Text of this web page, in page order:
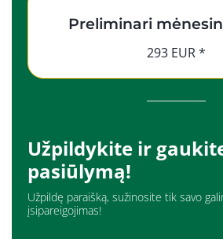
Preliminari
293 EUR *
Užpildykite ir
pasiūlymą!
Užpildę paraišką, sužinosite tik savo
įsipareigojimas!